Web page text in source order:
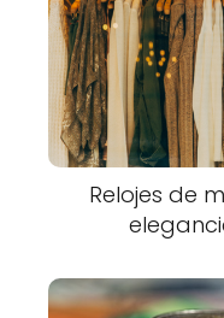
Relojes de